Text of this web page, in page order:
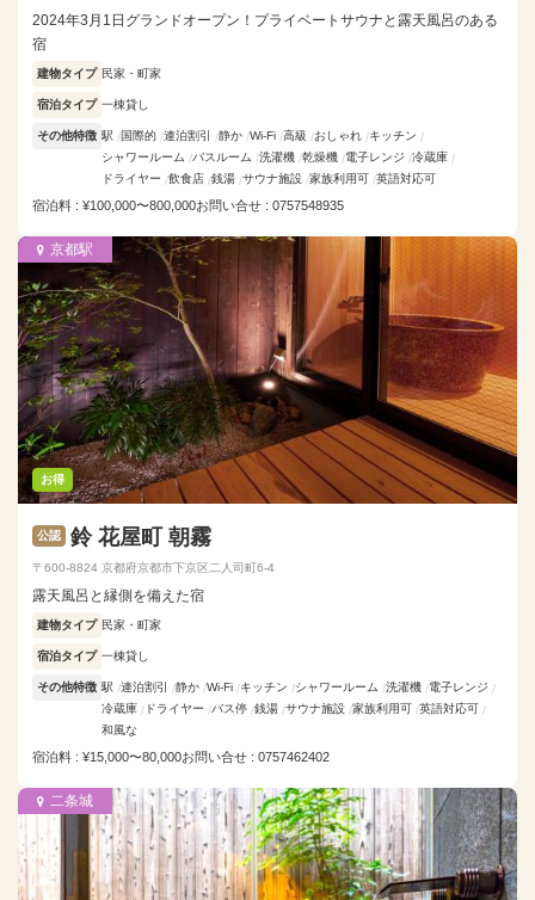
2024年3月1日グランドオープン！プライベートサウナと露天風呂のある
宿
建物タイプ 民家・町家
宿泊タイプ 一棟貸し
その他特徴 駅 国際的 連泊割引 静か Wi-Fi 高級 おしゃれ
キッチン
シャワールーム
バスルーム 洗濯機 乾燥機 電子レンジ
冷蔵庫
ドライヤー
飲食店 銭湯 サウナ施設 家族利用可 英語対応可
宿泊料 : ¥100,000〜800,000お問い合せ : 0757548935
公認 鈴 花屋町 朝霧
〒600-8824 京都府京都市下京区二人司町6-4
京都駅
露天風呂と縁側を備えた宿
建物タイプ 民家・町家
宿泊タイプ 一棟貸し
その他特徴 駅 連泊割引 静か Wi-Fi キッチン シャワールーム 洗濯機
電子レンジ
冷蔵庫
ドライヤー バス停 銭湯 サウナ施設 家族利用可 英語対応可
和風な
宿泊料 : ¥15,000〜80,000お問い合せ : 0757462402
お得
二条城